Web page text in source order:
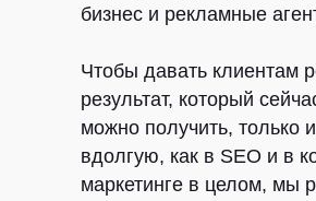
бизнес и рекламные
Чтобы давать клиентам
результат, который
можно получить, только
вдолгую, как в SEO и в
маркетинге в целом, мы
Рассказываем о всяких полезных
вещах: как перестать зависеть
от сарафанки, как получать лиды
из контент-маркетинга, кому
поручить создание контента,
сколько денег нужно закладывать
на продвижение и много чего еще